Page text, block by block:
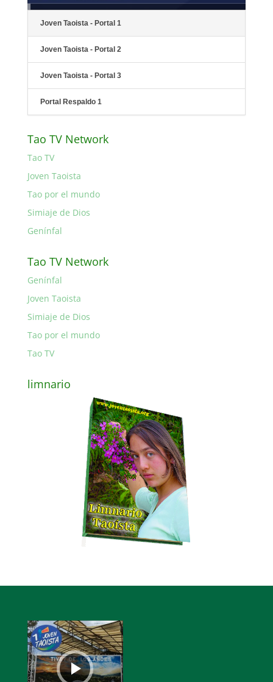
Joven Taoista - Portal 1
Joven Taoista - Portal 2
Joven Taoista - Portal 3
Portal Respaldo 1
Tao TV Network
Tao TV
Joven Taoista
Tao por el mundo
Simiaje de Dios
Genínfal
Tao TV Network
Genínfal
Joven Taoista
Simiaje de Dios
Tao por el mundo
Tao TV
limnario
Reproductor
de
audio